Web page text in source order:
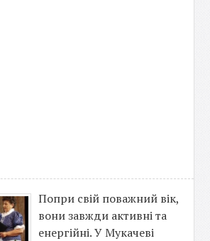
Попри свій поважний вік,
вони завжди активні та
енергійні. У Мукачеві